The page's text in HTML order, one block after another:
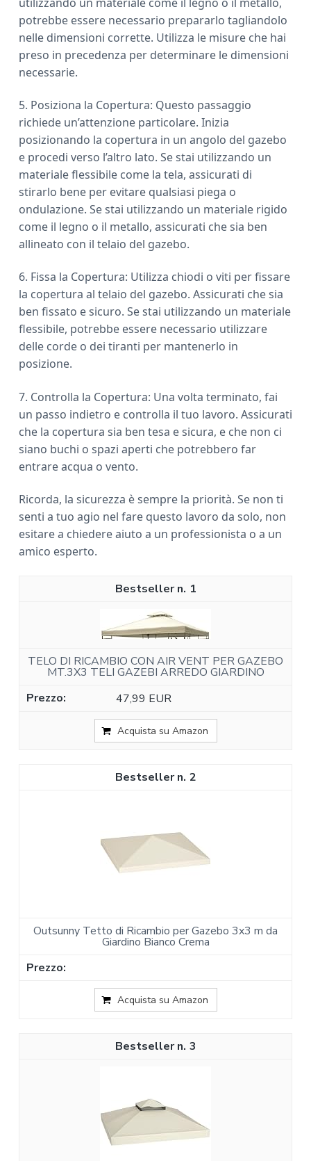
potrebbe essere necessario prepararlo tagliandolo
nelle dimensioni corrette. Utilizza le misure che hai
preso in precedenza per determinare le dimensioni
necessarie.
5. Posiziona la Copertura: Questo passaggio
richiede un’attenzione particolare. Inizia
posizionando la copertura in un angolo del gazebo
e procedi verso l’altro lato. Se stai utilizzando un
materiale flessibile come la tela, assicurati di
stirarlo bene per evitare qualsiasi piega o
ondulazione. Se stai utilizzando un materiale rigido
come il legno o il metallo, assicurati che sia ben
allineato con il telaio del gazebo.
6. Fissa la Copertura: Utilizza chiodi o viti per fissare
la copertura al telaio del gazebo. Assicurati che sia
ben fissato e sicuro. Se stai utilizzando un materiale
flessibile, potrebbe essere necessario utilizzare
delle corde o dei tiranti per mantenerlo in
posizione.
7. Controlla la Copertura: Una volta terminato, fai
un passo indietro e controlla il tuo lavoro. Assicurati
che la copertura sia ben tesa e sicura, e che non ci
siano buchi o spazi aperti che potrebbero far
entrare acqua o vento.
Ricorda, la sicurezza è sempre la priorità. Se non ti
senti a tuo agio nel fare questo lavoro da solo, non
esitare a chiedere aiuto a un professionista o a un
amico esperto.
1
TELO DI RICAMBIO CON AIR VENT PER GAZEBO
MT.3X3 TELI GAZEBI ARREDO GIARDINO
47,99 EUR
Acquista su Amazon
2
Outsunny Tetto di Ricambio per Gazebo 3x3 m da
Giardino Bianco Crema
Acquista su Amazon
3